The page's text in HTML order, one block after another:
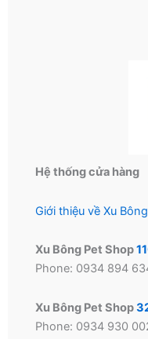
Hệ thống cửa hàng
Giới thiệu về Xu
Xu Bông Pet Shop
Phone: 0934 894
Xu Bông Pet Shop
Phone: 0934 930